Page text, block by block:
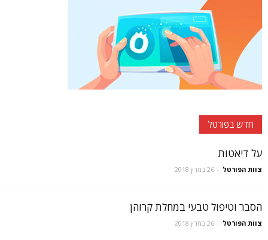
חדש בפורטל
על דיאטות
צוות הפורטל - 26 במרץ 2018
הסבר וטיפול טבעי במחלת קרוהן
צוות הפורטל - 26 במרץ 2018